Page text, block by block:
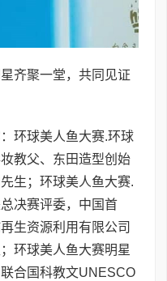
齐聚一堂，共同见证
环球美人鱼大赛.环球
教父、东田造型创始
生；环球美人鱼大赛.
决赛评委，中国首
生资源利用有限公司
环球美人鱼大赛明星
合国科教文UNESCO